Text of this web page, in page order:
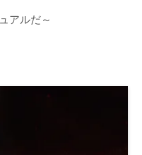
アルだ～